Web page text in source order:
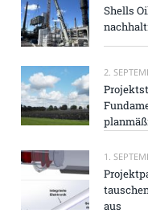
Shells
2.
1.
aus